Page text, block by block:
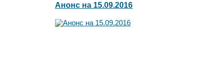
Анонс на 15.09.2016